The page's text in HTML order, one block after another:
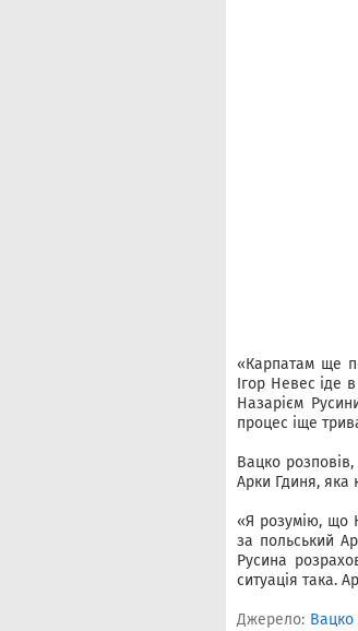
«Карпатам ще
Ігор Невес іде
Назарієм
процес іще
Вацко
Арки Гдиня, яка
«Я розумію, що
за польський
Русина
ситуація така.
Джерело: Вацко